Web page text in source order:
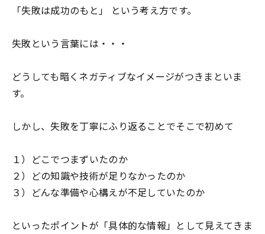
「失敗は成功のもと」 という考え方です。
失敗という言葉には・・・
どうしても暗くネガティブなイメージがつきまといま
す。
しかし、失敗を丁寧にふり返ることでそこで初めて
１）どこでつまずいたのか
２）どの知識や技術が足りなかったのか
３）どんな準備や心構えが不足していたのか
といったポイントが「具体的な情報」として見えてきま